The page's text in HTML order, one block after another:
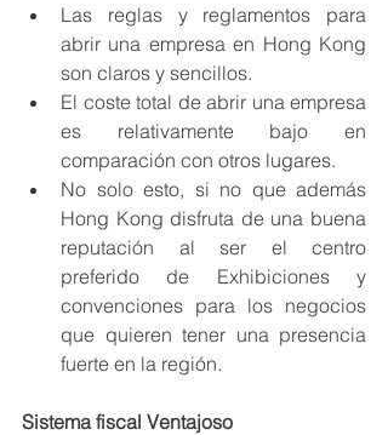
Las reglas y reglamentos para
abrir una empresa en Hong Kong
son claros y sencillos.
El coste total de abrir una empresa
es relativamente bajo en
comparación con otros lugares.
No solo esto, si no que además
Hong Kong disfruta de una buena
reputación al ser el centro
preferido de Exhibiciones y
convenciones para los negocios
que quieren tener una presencia
fuerte en la región.
Sistema fiscal Ventajoso